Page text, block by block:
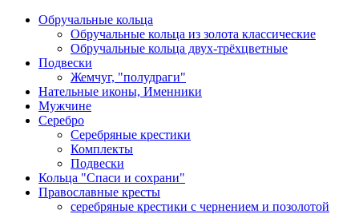
Обручальные кольца
Обручальные кольца из золота классические
Обручальные кольца двух-трёхцветные
Подвески
Жемчуг, "полудраги"
Нательные иконы, Именники
Мужчине
Серебро
Серебряные крестики
Комплекты
Подвески
Кольца "Спаси и сохрани"
Православные кресты
cеребряные крестики с чернением и позолотой